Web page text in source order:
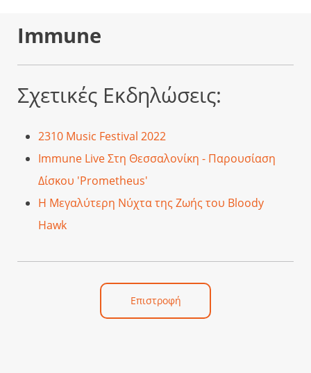
Immune
Σχετικές Εκδηλώσεις:
2310 Music Festival 2022
Immune Live Στη Θεσσαλονίκη - Παρουσίαση
Δίσκου 'Prometheus'
Η Μεγαλύτερη Νύχτα της Ζωής του Bloody
Hawk
Επιστροφή